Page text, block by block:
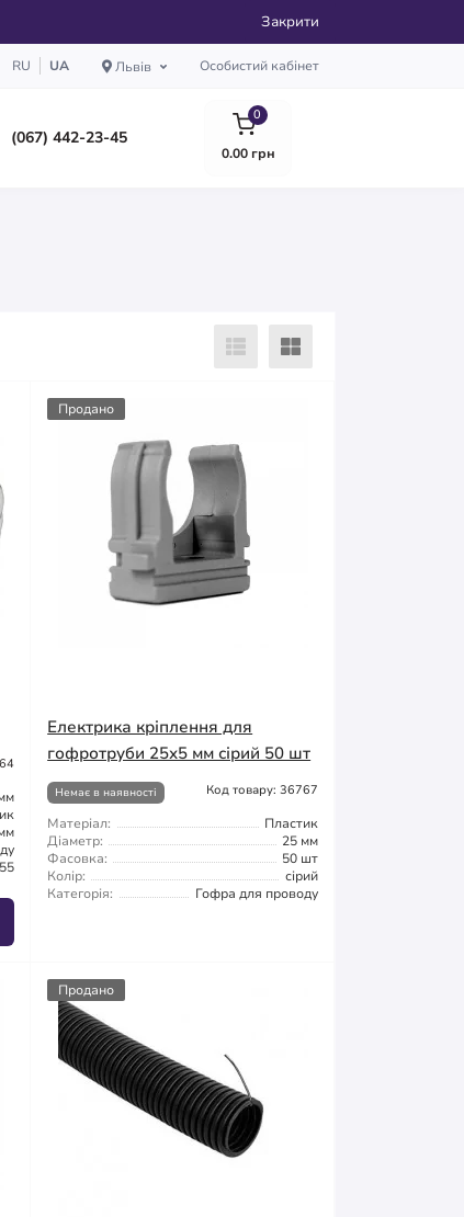
Закрити
RU UA Львів Особистий кабінет
(067) 442-23-45
0
0.00 грн
Продано
Електрика кріплення для
гофротруби 25х5 мм сірий 50 шт
Немає в наявності Код товару: 36767
Матеріал:
Пластик
Діаметр:
25 мм
Фасовка:
50 шт
Колір:
сірий
Категорія:
Гофра для проводу
Продано